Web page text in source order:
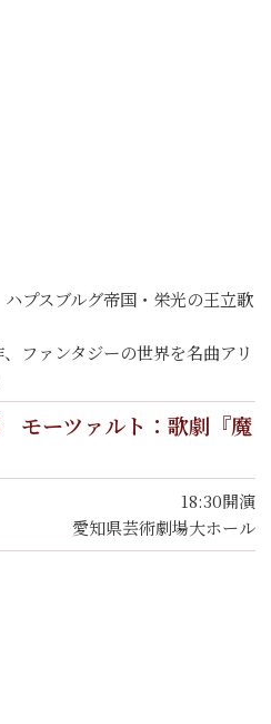
プスブルグ帝国・栄光の王立歌
ファンタジーの世界を名曲アリ
モーツァルト：歌劇『魔
18:30開演
愛知県芸術劇場大ホール